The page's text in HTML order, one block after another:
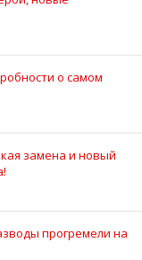
о самом
замена и новый
прогремели на